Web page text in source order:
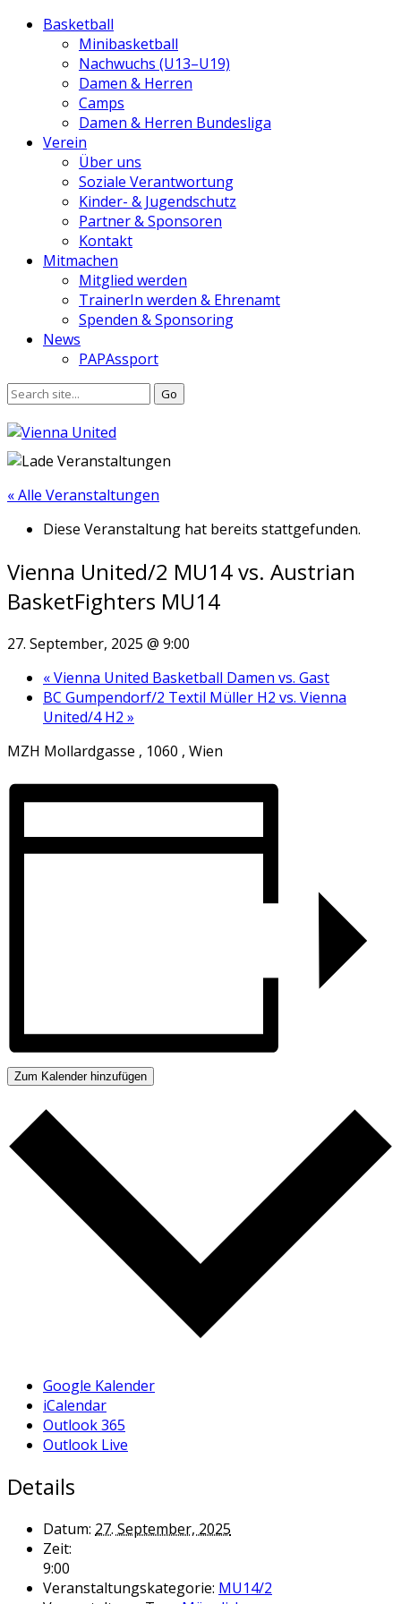
Basketball
Minibasketball
Nachwuchs (U13–U19)
Damen & Herren
Camps
Damen & Herren Bundesliga
Verein
Über uns
Soziale Verantwortung
Kinder- & Jugendschutz
Partner & Sponsoren
Kontakt
Mitmachen
Mitglied werden
TrainerIn werden & Ehrenamt
Spenden & Sponsoring
News
PAPAssport
« Alle Veranstaltungen
Diese Veranstaltung hat bereits stattgefunden.
Vienna United/2 MU14 vs. Austrian
BasketFighters MU14
27. September, 2025 @ 9:00
«Vienna United Basketball Damen vs. Gast
BC Gumpendorf/2 Textil Müller H2 vs. Vienna
United/4 H2 »
MZH Mollardgasse , 1060 , Wien
Zum Kalender hinzufügen
Google Kalender
iCalendar
Outlook 365
Outlook Live
Details
Datum: 27. September, 2025
Zeit:
9:00
Veranstaltungskategorie: MU14/2